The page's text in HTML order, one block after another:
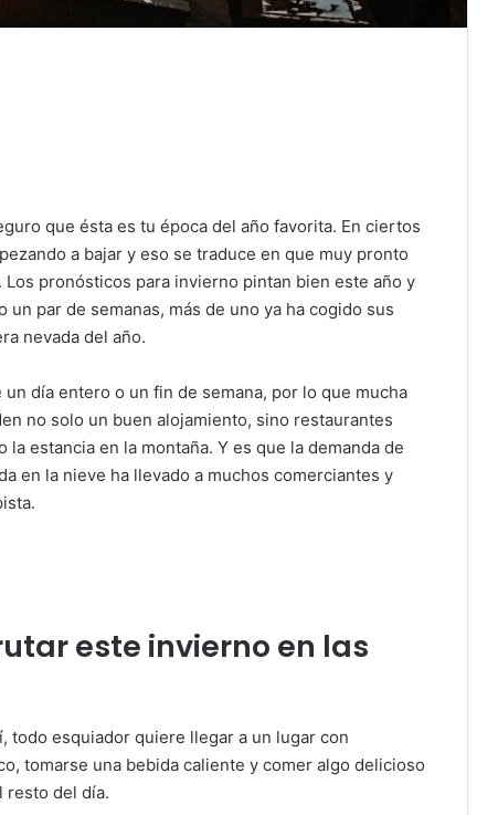
que ésta es tu época del año favorita. En ciertos
a bajar y eso se traduce en que muy pronto
pronósticos para invierno pintan bien este año y
par de semanas, más de uno ya ha cogido sus
nevada del año.
día entero o un fin de semana, por lo que mucha
no solo un buen alojamiento, sino restaurantes
estancia en la montaña. Y es que la demanda de
en la nieve ha llevado a muchos comerciantes y
este invierno en las
todo esquiador quiere llegar a un lugar con
tomarse una bebida caliente y comer algo delicioso
resto del día.